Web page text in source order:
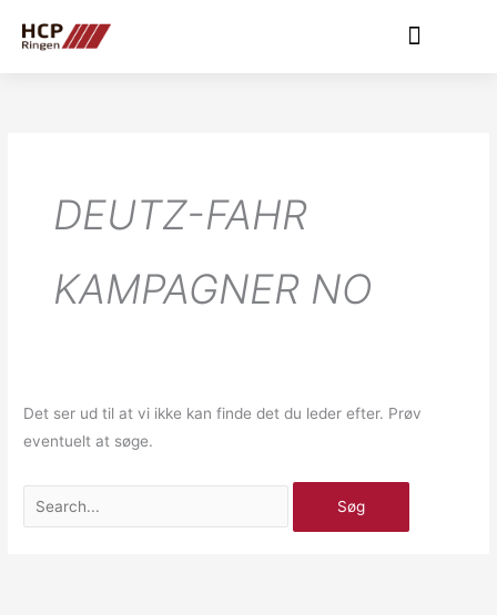
DEUTZ-FAHR
KAMPAGNER NO
Det ser ud til at vi ikke kan finde det du leder efter. Prøv
eventuelt at søge.